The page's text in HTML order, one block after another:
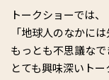
トークショーでは
「地球人のなかに
もっとも不思議な
とても興味深いトー